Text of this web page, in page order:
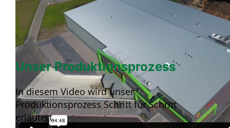
Unser Produktionsprozess
In diesem Video wird unser
Produktionsprozess Schritt für Schritt
erläutert.